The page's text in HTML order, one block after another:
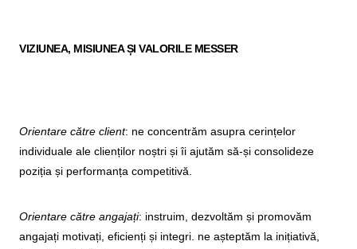
VIZIUNEA, MISIUNEA ȘI VALORILE MESSER
Orientare către client: ne concentrăm asupra cerințelor
individuale ale clienților noștri și îi ajutăm să-și consolideze
poziția și performanța competitivă.
Orientare către angajați: instruim, dezvoltăm și promovăm
angajați motivați, eficienți și integri. ne așteptăm la inițiativă,